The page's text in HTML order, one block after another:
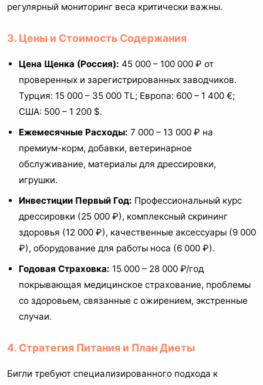
регулярный мониторинг веса критически важны.
3. Цены и Стоимость Содержания
Цена Щенка (Россия): 45 000 – 100 000 ₽ от
проверенных и зарегистрированных заводчиков.
Турция: 15 000 – 35 000 TL; Европа: 600 – 1 400 €;
США: 500 – 1 200 $.
Ежемесячные Расходы: 7 000 – 13 000 ₽ на
премиум-корм, добавки, ветеринарное
обслуживание, материалы для дрессировки,
игрушки.
Инвестиции Первый Год: Профессиональный курс
дрессировки (25 000 ₽), комплексный скрининг
здоровья (12 000 ₽), качественные аксессуары (9 000
₽), оборудование для работы носа (6 000 ₽).
Годовая Страховка: 15 000 – 28 000 ₽/год
покрывающая медицинское страхование, проблемы
со здоровьем, связанные с ожирением, экстренные
случаи.
4. Стратегия Питания и План Диеты
Бигли требуют специализированного подхода к